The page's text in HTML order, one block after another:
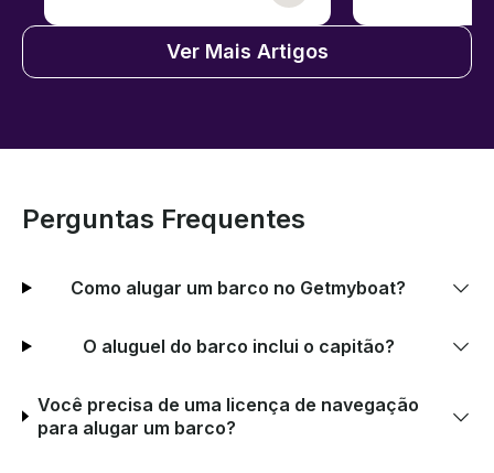
Ver Mais Artigos
Perguntas Frequentes
Como alugar um barco no Getmyboat?
O aluguel do barco inclui o capitão?
Você precisa de uma licença de navegação
para alugar um barco?